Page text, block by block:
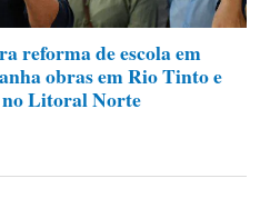
reforma de escola em
obras em Rio Tinto e
no Litoral Norte